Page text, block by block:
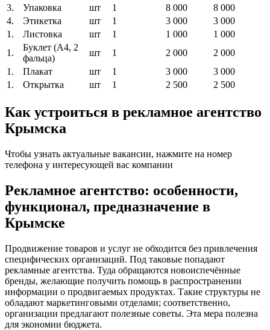
3.
Упаковка шт 1 8 000
8 000
4.
Этикетка шт 1 3 000
3 000
1.
Листовка шт 1 1 000
1 000
1.
Буклет (A4, 2
фальца)
шт 1 2 000
2 000
1.
Плакат шт 1 3 000
3 000
1.
Открытка шт 1 2 500 2 500
Как устроиться в рекламное агентство
Крымска
Чтобы узнать актуальные вакансии, нажмите на номер
телефона у интересующей вас компании
Рекламное агентство: особенности,
функционал, предназначение в
Крымске
Продвижение товаров и услуг не обходится без привлечения
специфических организаций. Под таковые попадают
рекламные агентства. Туда обращаются новоиспечённые
бренды, желающие получить помощь в распространении
информации о продвигаемых продуктах. Такие структуры не
обладают маркетинговыми отделами; соответственно,
организации предлагают полезные советы. Эта мера полезна
для экономии бюджета.